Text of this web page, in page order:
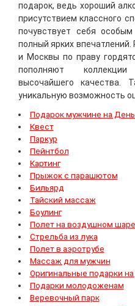
подарок, ведь хороший
присутствием классного
почувствует себя
полный ярких
и Москвы по праву
пополняют
высочайшего качества.
уникальную возможность
Подарок мужчине на
Квест
Паркур
Пейнтбол
Картинг
Прыжок с парашютом
Бильярд
Тайский массаж
Боулинг
Полет на воздушном шаре
Стрельба из лука
Полет в аэротрубе
Массаж для мужчин
Оригинальные подарки
Подарки молодоженам
Веревочный парк